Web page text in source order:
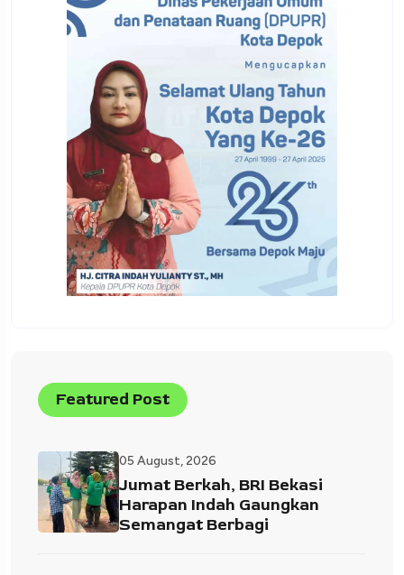
Featured Post
05 August, 2026
Jumat Berkah, BRI Bekasi
Harapan Indah Gaungkan
Semangat Berbagi